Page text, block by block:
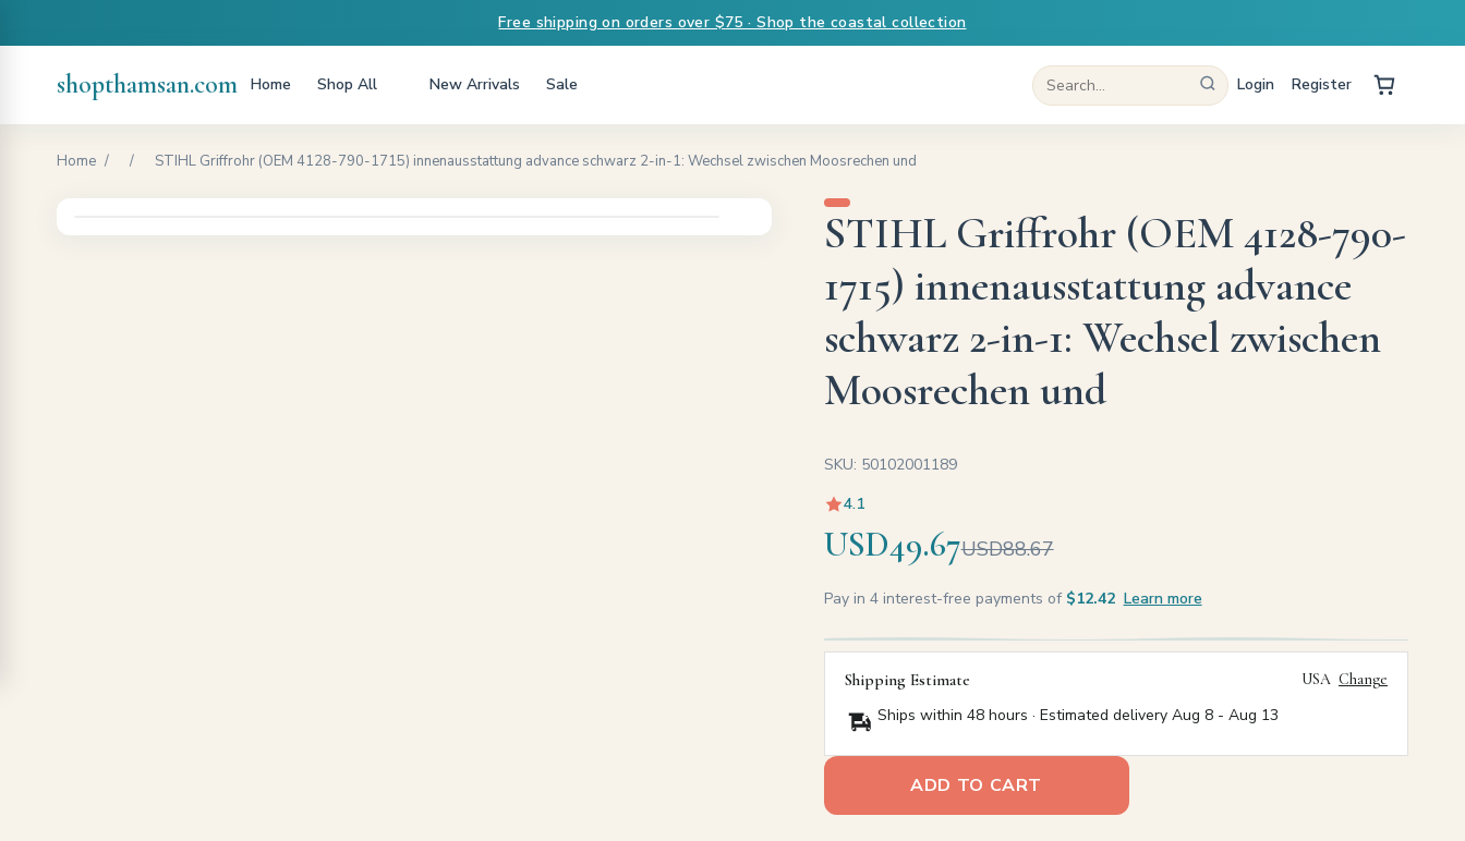
Free shipping on orders over $75 · Shop the coastal collection
shopthamsan.com Home Shop All New Arrivals Sale Login Register
Home / / STIHL Griffrohr (OEM 4128-790-1715) innenausstattung advance schwarz 2-in-1: Wechsel zwischen Moosrechen und
STIHL Griffrohr (OEM 4128-790-
1715) innenausstattung advance
schwarz 2-in-1: Wechsel zwischen
Moosrechen und
SKU: 50102001189
4.1
USD49.67USD88.67
Pay in 4 interest-free payments of $12.42 Learn more
Shipping Estimate USA Change
Ships within 48 hours · Estimated delivery Aug 8- Aug 13
ADD TO CART